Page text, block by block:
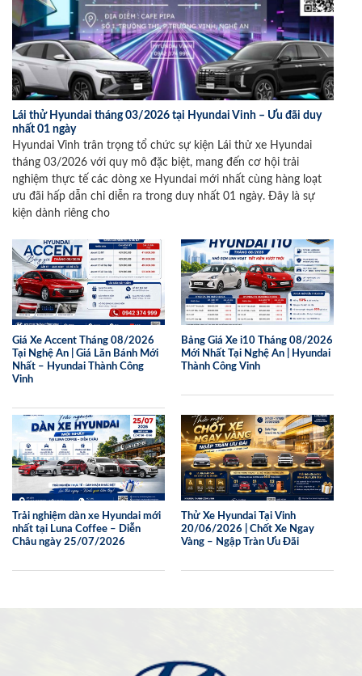
Lái thử Hyundai tháng 03/2026 tại Hyundai Vinh – Ưu đãi duy
nhất 01 ngày
Hyundai Vinh trân trọng tổ chức sự kiện Lái thử xe Hyundai
tháng 03/2026 với quy mô đặc biệt, mang đến cơ hội trải
nghiệm thực tế các dòng xe Hyundai mới nhất cùng hàng loạt
ưu đãi hấp dẫn chỉ diễn ra trong duy nhất 01 ngày. Đây là sự
kiện dành riêng cho
Giá Xe Accent Tháng 08/2026
Tại Nghệ An | Giá Lăn Bánh Mới
Nhất – Hyundai Thành Công
Vinh
Bảng Giá Xe i10 Tháng 08/2026
Mới Nhất Tại Nghệ An | Hyundai
Thành Công Vinh
Trải nghiệm dàn xe Hyundai mới
nhất tại Luna Coffee – Diễn
Châu ngày 25/07/2026
Thử Xe Hyundai Tại Vinh
20/06/2026 | Chốt Xe Ngay
Vàng – Ngập Tràn Ưu Đãi